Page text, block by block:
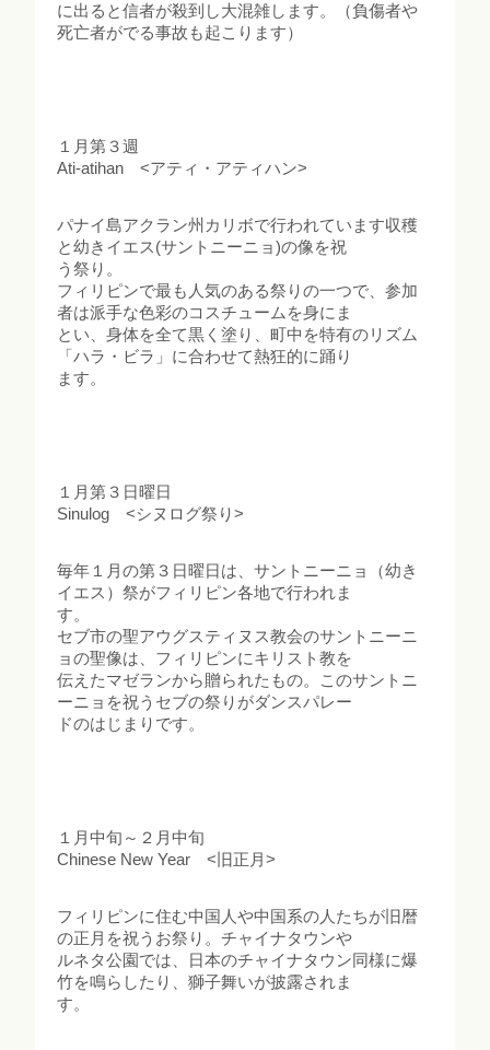
に出ると信者が殺到し大混雑します。（負傷者や
死亡者がでる事故も起こります）
１月第３週
Ati-atihan <アティ・アティハン>
パナイ島アクラン州カリボで行われています収穫
と幼きイエス(サントニーニョ)の像を祝
う祭り。
フィリピンで最も人気のある祭りの一つで、参加
者は派手な色彩のコスチュームを身にま
とい、身体を全て黒く塗り、町中を特有のリズム
「ハラ・ビラ」に合わせて熱狂的に踊り
ます。
１月第３日曜日
Sinulog <シヌログ祭り>
毎年１月の第３日曜日は、サントニーニョ（幼き
イエス）祭がフィリピン各地で行われま
す。
セブ市の聖アウグスティヌス教会のサントニーニ
ョの聖像は、フィリピンにキリスト教を
伝えたマゼランから贈られたもの。このサントニ
ーニョを祝うセブの祭りがダンスパレー
ドのはじまりです。
１月中旬～２月中旬
Chinese New Year <旧正月>
フィリピンに住む中国人や中国系の人たちが旧暦
の正月を祝うお祭り。チャイナタウンや
ルネタ公園では、日本のチャイナタウン同様に爆
竹を鳴らしたり、獅子舞いが披露されま
す。